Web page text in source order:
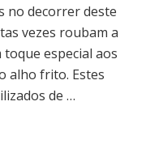
no decorrer deste
vezes roubam a
especial aos
alho frito. Estes
de …